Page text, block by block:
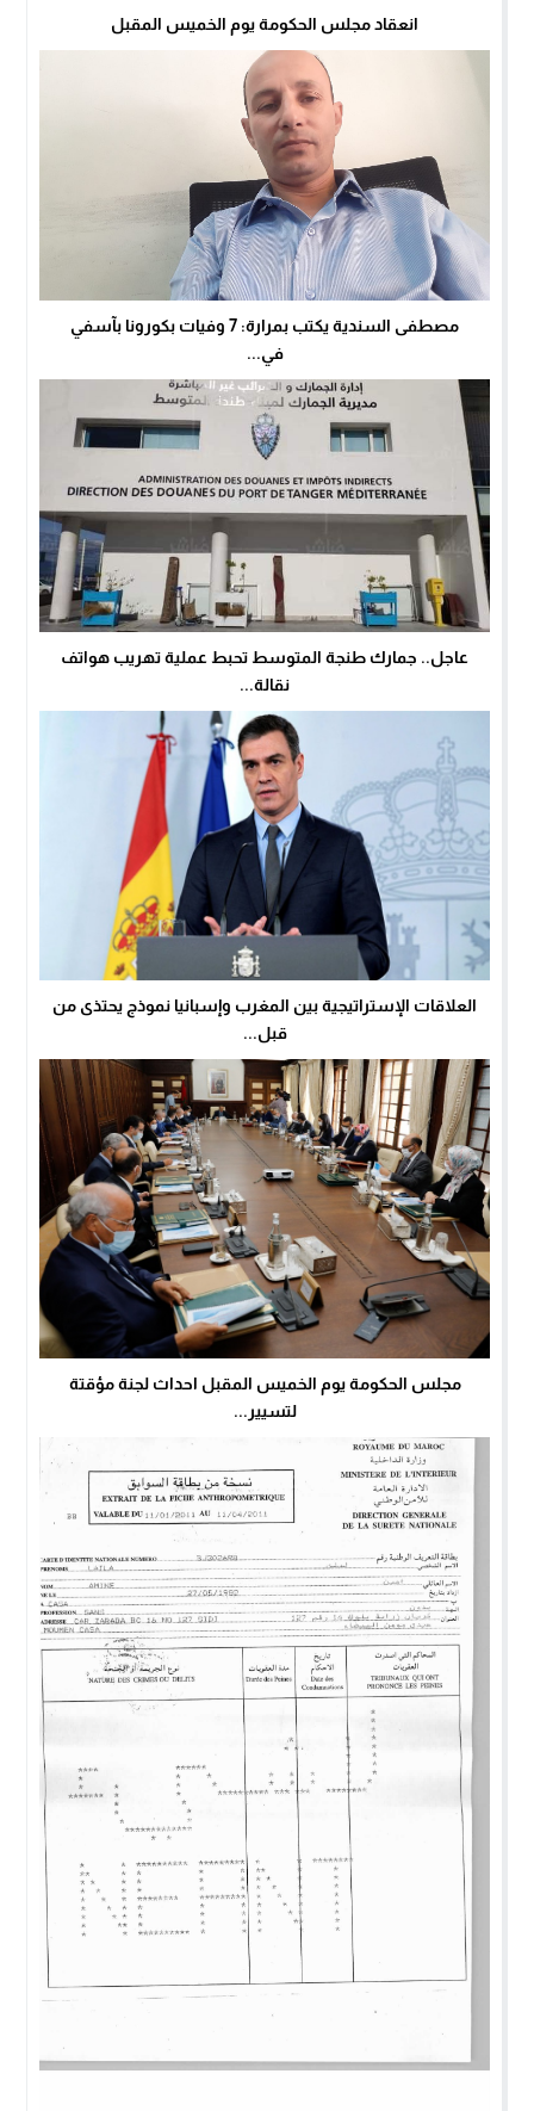
انعقاد مجلس الحكومة يوم الخميس المقبل
مصطفى السندية يكتب بمرارة: 7 وفيات بكورونا بآسفي
في...
عاجل.. جمارك طنجة المتوسط تحبط عملية تهريب هواتف
نقالة...
العلاقات الإستراتيجية بين المغرب وإسبانيا نموذج يحتذى من
قبل...
مجلس الحكومة يوم الخميس المقبل احداث لجنة مؤقتة
لتسيير...